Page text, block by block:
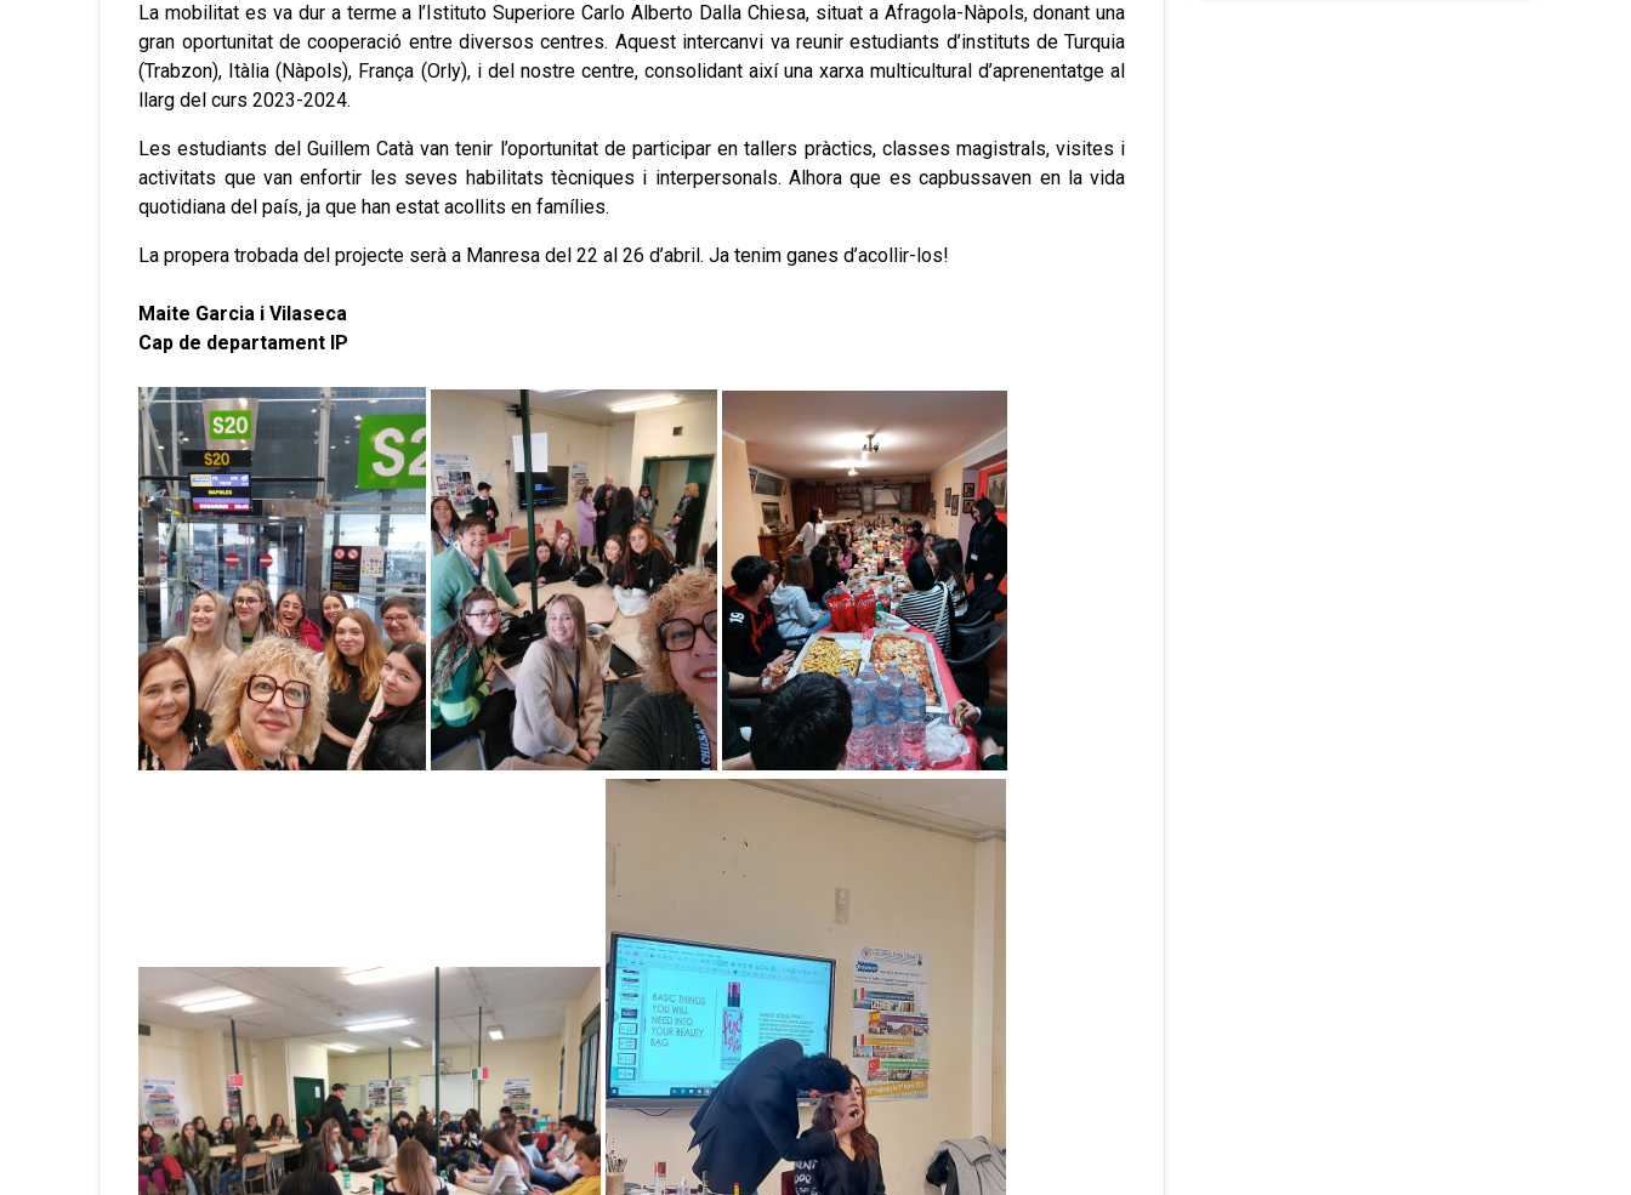
La mobilitat es va dur a terme a l’Istituto Superiore Carlo Alberto Dalla Chiesa, situat a Afragola-Nàpols, donant una
gran oportunitat de cooperació entre diversos centres. Aquest intercanvi va reunir estudiants d’instituts de Turquia
(Trabzon), Itàlia (Nàpols), França (Orly), i del nostre centre, consolidant així una xarxa multicultural d’aprenentatge al
llarg del curs 2023-2024.
Les estudiants del Guillem Catà van tenir l’oportunitat de participar en tallers pràctics, classes magistrals, visites i
activitats que van enfortir les seves habilitats tècniques i interpersonals. Alhora que es capbussaven en la vida
quotidiana del país, ja que han estat acollits en famílies.
La propera trobada del projecte serà a Manresa del 22 al 26 d’abril. Ja tenim ganes d’acollir-los!
Maite Garcia i Vilaseca
Cap de departament IP